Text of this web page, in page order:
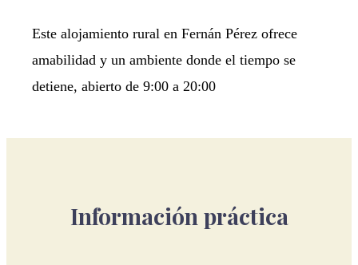
Este alojamiento rural en Fernán Pérez ofrece
amabilidad y un ambiente donde el tiempo se
detiene, abierto de 9:00 a 20:00
Información práctica